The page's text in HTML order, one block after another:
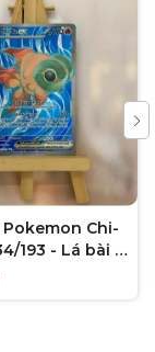
Chi-
193 - Lá bài lẻ
Full Art
tiếng Anh